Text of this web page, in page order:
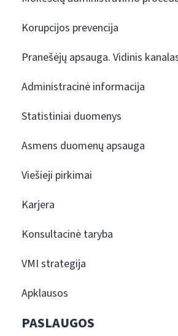
Korupcijos prevencija
Pranešėjų apsauga. Vidinis
Administracinė informacija
Statistiniai duomenys
Asmens duomenų apsauga
Viešieji pirkimai
Karjera
Konsultacinė taryba
VMI strategija
Apklausos
PASLAUGOS